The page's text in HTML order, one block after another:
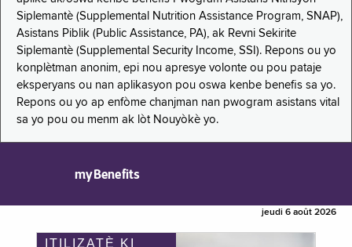
Siplemantè (Supplemental Nutrition Assistance Program, SNAP),
Asistans Piblik (Public Assistance, PA), ak Revni Sekirite
Siplemantè (Supplemental Security Income, SSI). Repons ou yo
konplètman anonim, epi nou apresye volonte ou pou pataje
eksperyans ou nan aplikasyon pou oswa kenbe benefis sa yo.
Repons ou yo ap enfòme chanjman nan pwogram asistans vital
sa yo pou ou menm ak lòt Nouyòkè yo.
myBenefits
jeudi 6 août 2026
ITILIZATÈ KI